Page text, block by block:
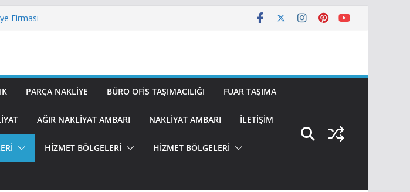
Firması
PARÇA NAKLIYE BÜRO OFIS TAŞIMACILIĞI FUAR TAŞIMA
AĞIR NAKLIYAT AMBARI NAKLIYAT AMBARI İLETIŞIM
HİZMET BÖLGELERİ HİZMET BÖLGELERİ